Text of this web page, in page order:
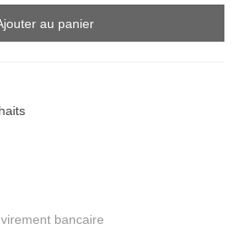
au panier
bancaire